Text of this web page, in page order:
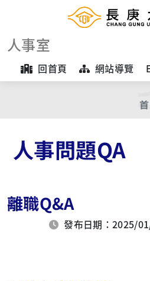
人事室
回首頁 網站導覽
人事問題QA
離職Q&A
發布日期：2025/